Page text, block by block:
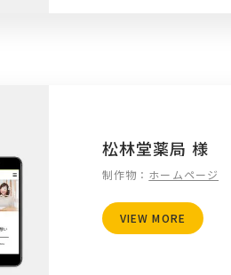
松林堂薬局 様
制作物： ホームページ
VIEW MORE